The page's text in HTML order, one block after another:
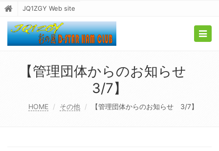
JQ1ZGY Web site
【管理団体からのお知らせ
3/7】
HOME その他 【管理団体からのお知らせ 3/7】